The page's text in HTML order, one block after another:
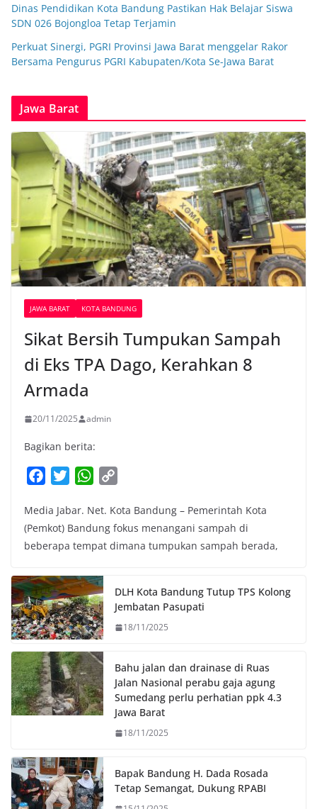
Dinas Pendidikan Kota Bandung Pastikan Hak Belajar Siswa
SDN 026 Bojongloa Tetap Terjamin
Perkuat Sinergi, PGRI Provinsi Jawa Barat menggelar Rakor
Bersama Pengurus PGRI Kabupaten/Kota Se-Jawa Barat
Jawa Barat
JAWA BARAT KOTA BANDUNG
Sikat Bersih Tumpukan Sampah
di Eks TPA Dago, Kerahkan 8
Armada
20/11/2025 admin
Bagikan berita:
c
e
b
o
k
i
t
t
r
W
a
t
s
p
p
p
y
L
n
k
Media Jabar. Net. Kota Bandung – Pemerintah Kota
(Pemkot) Bandung fokus menangani sampah di
beberapa tempat dimana tumpukan sampah berada,
DLH Kota Bandung Tutup TPS Kolong
Jembatan Pasupati
18/11/2025
Bahu jalan dan drainase di Ruas
Jalan Nasional perabu gaja agung
Sumedang perlu perhatian ppk 4.3
Jawa Barat
18/11/2025
Bapak Bandung H. Dada Rosada
Tetap Semangat, Dukung RPABI